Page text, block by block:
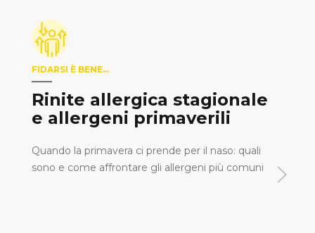
Le irrigazioni nasali
contro i disturbi nasali sono
effettivamente utili per la
rinite?
FIDARSI È BENE…
Rinite allergica stagionale
e allergeni primaverili
Quando la primavera ci prende per il naso: quali
sono e come affrontare gli allergeni più comuni